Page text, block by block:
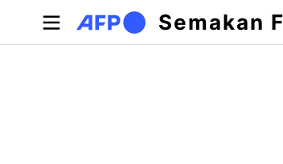
Langkau ke kandungan utama
Semakan
Tab-tab utama